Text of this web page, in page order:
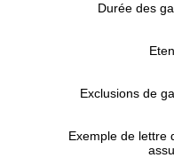
Durée des
Exclusions de
Exemple de lettre